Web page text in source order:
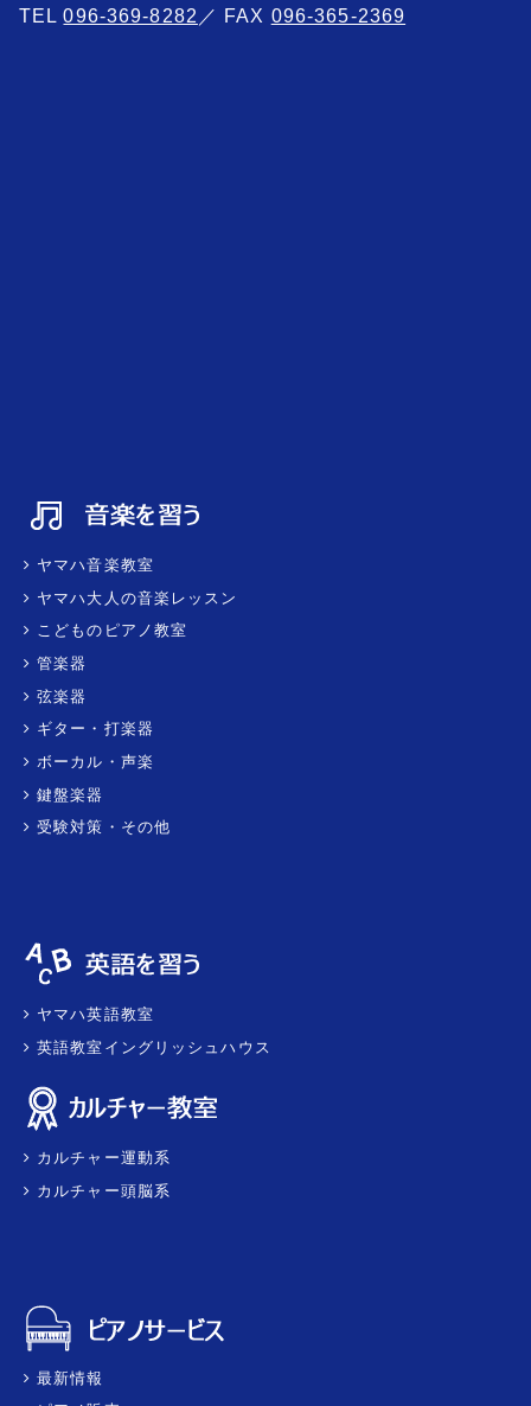
TEL096-369-8282 ／ FAX 096-365-2369
ヤマハ音楽教室
ヤマハ大人の音楽レッスン
こどものピアノ教室
管楽器
弦楽器
ギター・打楽器
ボーカル・声楽
鍵盤楽器
受験対策・その他
ヤマハ英語教室
英語教室イングリッシュハウス
カルチャー運動系
カルチャー頭脳系
最新情報